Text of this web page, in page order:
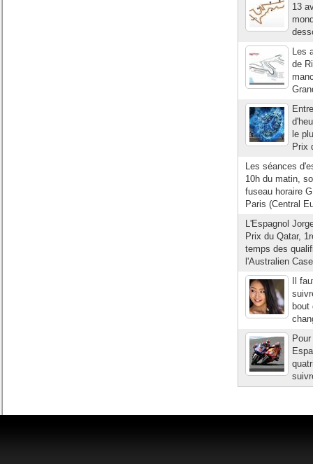
13
Les
de
le
Prix
Les séances
10h du matin,
fuseau horaire
Paris (Central
L'Espagnol
Prix du Qatar,
temps des
l'Australien
Il